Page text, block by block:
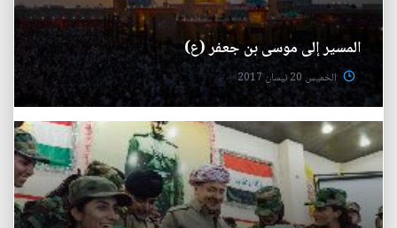
المسير إلى موسى بن جعفر (ع)
الخميس 20 نيسان 2017